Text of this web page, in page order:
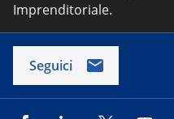
Imprenditoriale.
Seguici